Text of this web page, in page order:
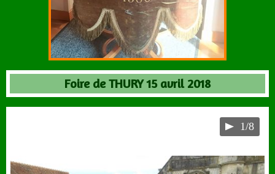
Foire de THURY 15 avril 2018
1/8